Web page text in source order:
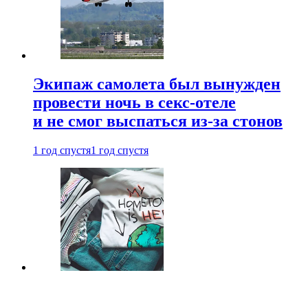
Экипаж самолета был вынужден
провести ночь в секс-отеле
и не смог выспаться из-за стонов
1 год спустя1 год спустя